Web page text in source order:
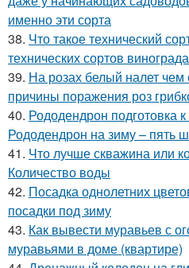
именно эти сорта
38. Что такое технический
технических сортов винограда
39. На розах белый налет чем
причины поражения роз
40. Рододендрон подготовка
Рододендрон на зиму – пять
41. Что лучше скважина или
Количество воды
42. Посадка однолетних
посадки под зиму
43. Как вывести муравьев с
муравьями в доме (квартире)